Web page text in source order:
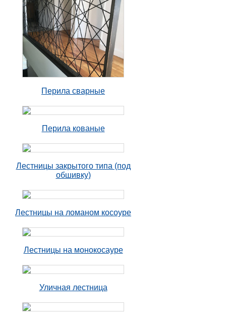
Перила сварные
Перила кованые
Лестницы закрытого типа (под
обшивку)
Лестницы на ломаном косоуре
Лестницы на монокосауре
Уличная лестница